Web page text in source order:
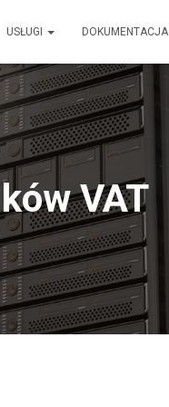
USŁUGI DOKUMENTACJA
VAT